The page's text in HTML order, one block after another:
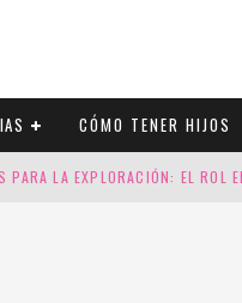
CÓMO TENER HIJOS
PARA LA EXPLORACIÓN: EL ROL
ORGULLO CON CUATRO